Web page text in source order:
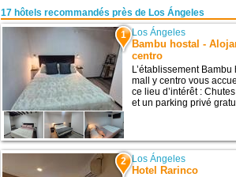
17 hôtels recommandés près de Los Ángeles
1 Los Ángeles
Bambu hostal -
centro
L’établissement
mall y centro vous
ce lieu d’intérêt :
et un parking privé
2 Los Ángeles
Hotel Rarinco